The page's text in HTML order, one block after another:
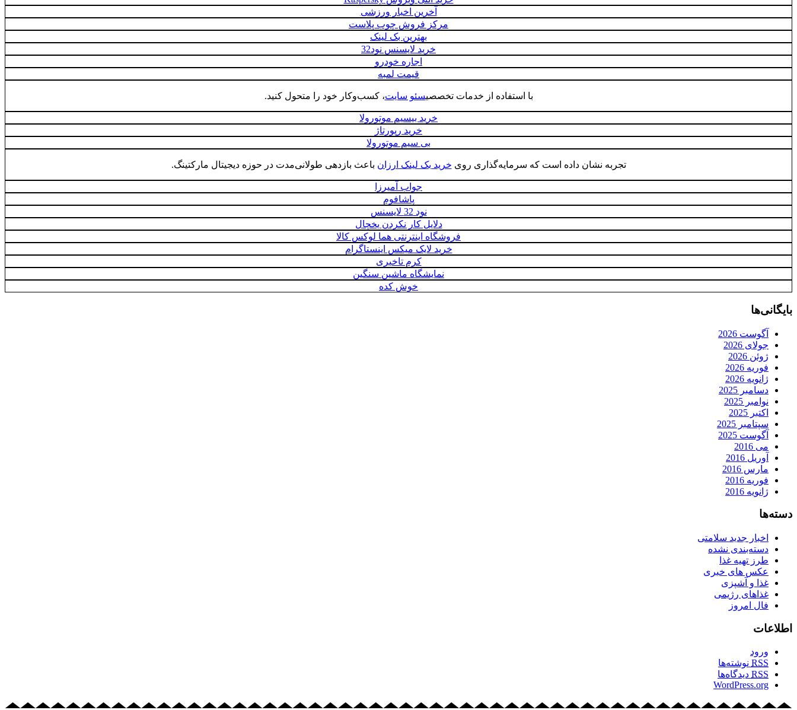
آخرین اخبار ورزشی
مرکز فروش چوب پلاست
بهترین بک لینک
خرید لایسنس نود32
اجاره خودرو
قیمت لمبه
با استفاده از خدمات تخصصیسئو سایت، کسب‌وکار خود را متحول کنید.
خرید بیسیم موتورولا
خرید رپورتاژ
بی سیم موتورولا
تجربه نشان داده است که سرمایه‌گذاری روی خرید بک لینک ارزان باعث بازدهی طولانی‌مدت در حوزه دیجیتال مارکتینگ.
جواب آمیرزا
پاشافوم
نود 32 لایسنس
دلایل کار نکردن یخچال
فروشگاه اینترنتی هما لوکس کالا
خرید لایک میکس اینستاگرام
کرم تاخیری
نمایشگاه ماشین سنگین
خوش کده
بایگانی‌ها
آگوست 2026
جولای 2026
ژوئن 2026
فوریه 2026
ژانویه 2026
دسامبر 2025
نوامبر 2025
اکتبر 2025
سپتامبر 2025
آگوست 2025
می 2016
آوریل 2016
مارس 2016
فوریه 2016
ژانویه 2016
دسته‌ها
اخبار جدید سلامتی
دسته‌بندی نشده
طرز تهیه غذا
عکس های خبری
غذا و آشپزی
غذاهای رژیمی
فال امروز
اطلاعات
ورود
RSS نوشته‌ها
RSS دیدگاه‌ها
WordPress.org